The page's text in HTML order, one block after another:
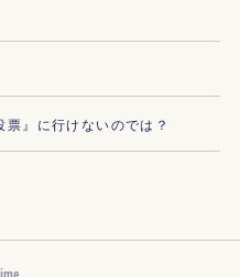
』に行けないのでは？